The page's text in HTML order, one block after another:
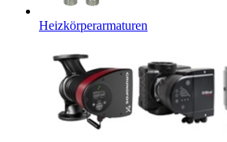
Heizkörperarmaturen